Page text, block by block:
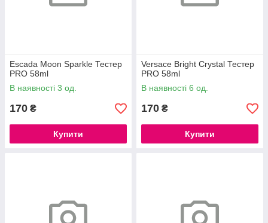
Escada Moon Sparkle Тестер
PRO 58ml
В наявності 3 од.
170 ₴
Купити
Versace Bright Crystal Тестер
PRO 58ml
В наявності 6 од.
170 ₴
Купити